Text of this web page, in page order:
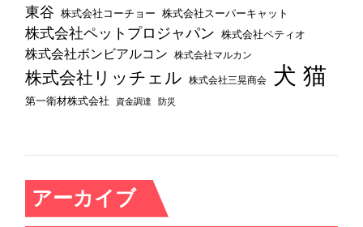
東谷 株式会社コーチョー 株式会社スーパーキャット
株式会社ペットプロジャパン 株式会社ペティオ
株式会社ボンビアルコン 株式会社マルカン
株式会社リッチェル 株式会社三晃商会 犬 猫
第一衛材株式会社 資金調達 防災
アーカイブ